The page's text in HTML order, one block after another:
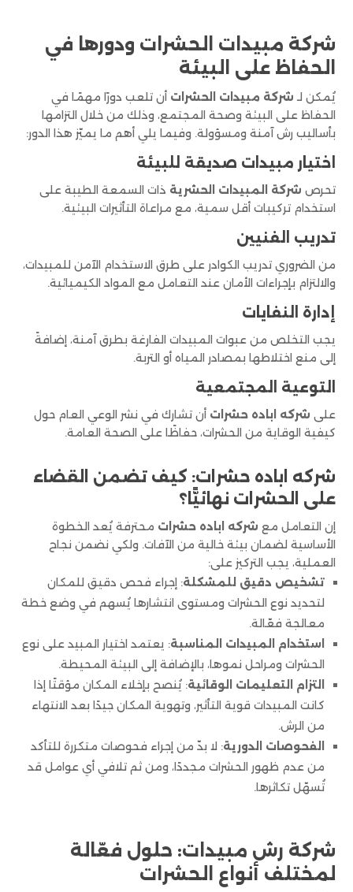
شركة مبيدات الحشرات ودورها في
الحفاظ على البيئة
يُمكن لـ شركة مبيدات الحشرات أن تلعب دورًا مهمًا في
الحفاظ على البيئة وصحة المجتمع، وذلك من خلال التزامها
بأساليب رش آمنة ومسؤولة. وفيما يلي أهم ما يميّز هذا الدور:
اختيار مبيدات صديقة للبيئة
تحرص شركة المبيدات الحشرية ذات السمعة الطيبة على
استخدام تركيبات أقل سمية، مع مراعاة التأثيرات البيئية.
تدريب الفنيين
من الضروري تدريب الكوادر على طرق الاستخدام الآمن للمبيدات،
والالتزام بإجراءات الأمان عند التعامل مع المواد الكيميائية.
إدارة النفايات
يجب التخلص من عبوات المبيدات الفارغة بطرق آمنة، إضافةً
إلى منع اختلاطها بمصادر المياه أو التربة.
التوعية المجتمعية
على شركه اباده حشرات أن تشارك في نشر الوعي العام حول
كيفية الوقاية من الحشرات، حفاظًا على الصحة العامة.
شركه اباده حشرات: كيف تضمن القضاء
على الحشرات نهائيًّا؟
إن التعامل مع شركه اباده حشرات محترفة يُعد الخطوة
الأساسية لضمان بيئة خالية من الآفات. ولكي نضمن نجاح
العملية، يجب التركيز على:
تشخيص دقيق للمشكلة: إجراء فحص دقيق للمكان
لتحديد نوع الحشرات ومستوى انتشارها يُسهم في وضع خطة
معالجة فعّالة.
استخدام المبيدات المناسبة: يعتمد اختيار المبيد على نوع
الحشرات ومراحل نموها، بالإضافة إلى البيئة المحيطة.
التزام التعليمات الوقائية: يُنصح بإخلاء المكان مؤقتًا إذا
كانت المبيدات قوية التأثير، وتهوية المكان جيدًا بعد الانتهاء
من الرش.
الفحوصات الدورية: لا بدّ من إجراء فحوصات متكررة للتأكد
من عدم ظهور الحشرات مجددًا، ومن ثم تلافي أي عوامل قد
تُسهّل تكاثرها.
شركة رش مبيدات: حلول فعّالة
لمختلف أنواع الحشرات